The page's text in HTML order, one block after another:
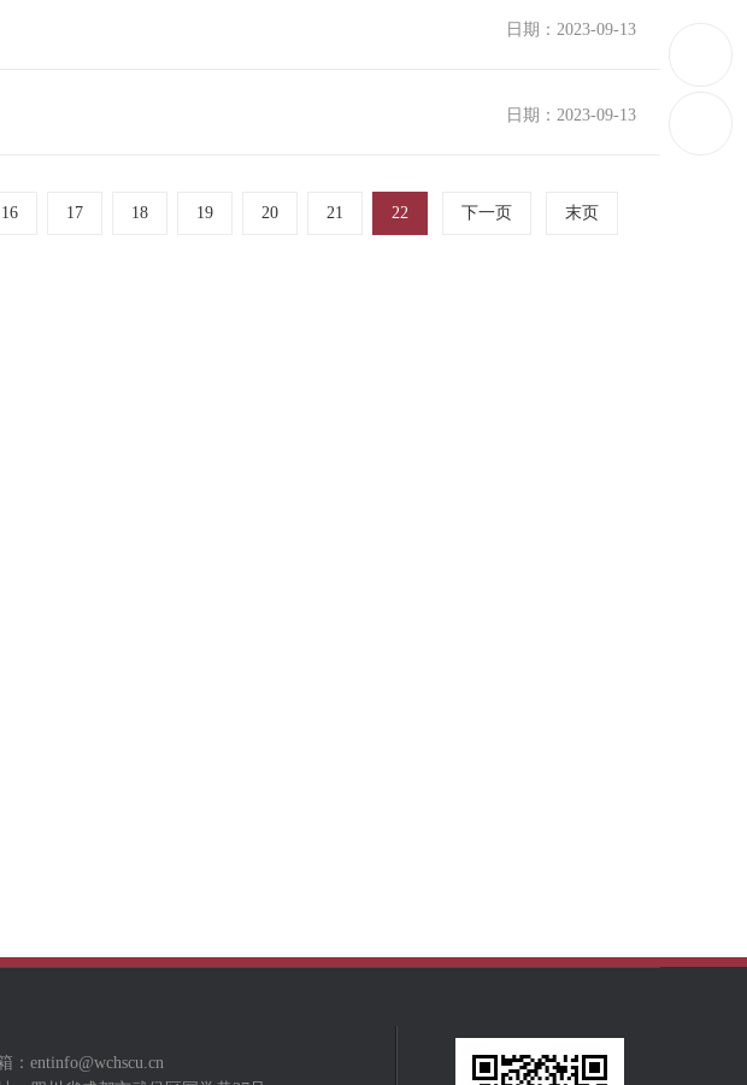
日期：2023-09-13
日期：2023-09-13
16 17 18 19 20 21 22 下一页 末页
：entinfo@wchscu.cn‬